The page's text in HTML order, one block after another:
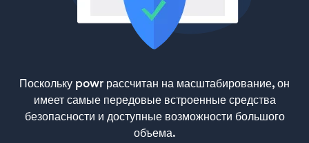
Поскольку powr рассчитан на масштабирование, он
имеет самые передовые встроенные средства
безопасности и доступные возможности большого
объема.